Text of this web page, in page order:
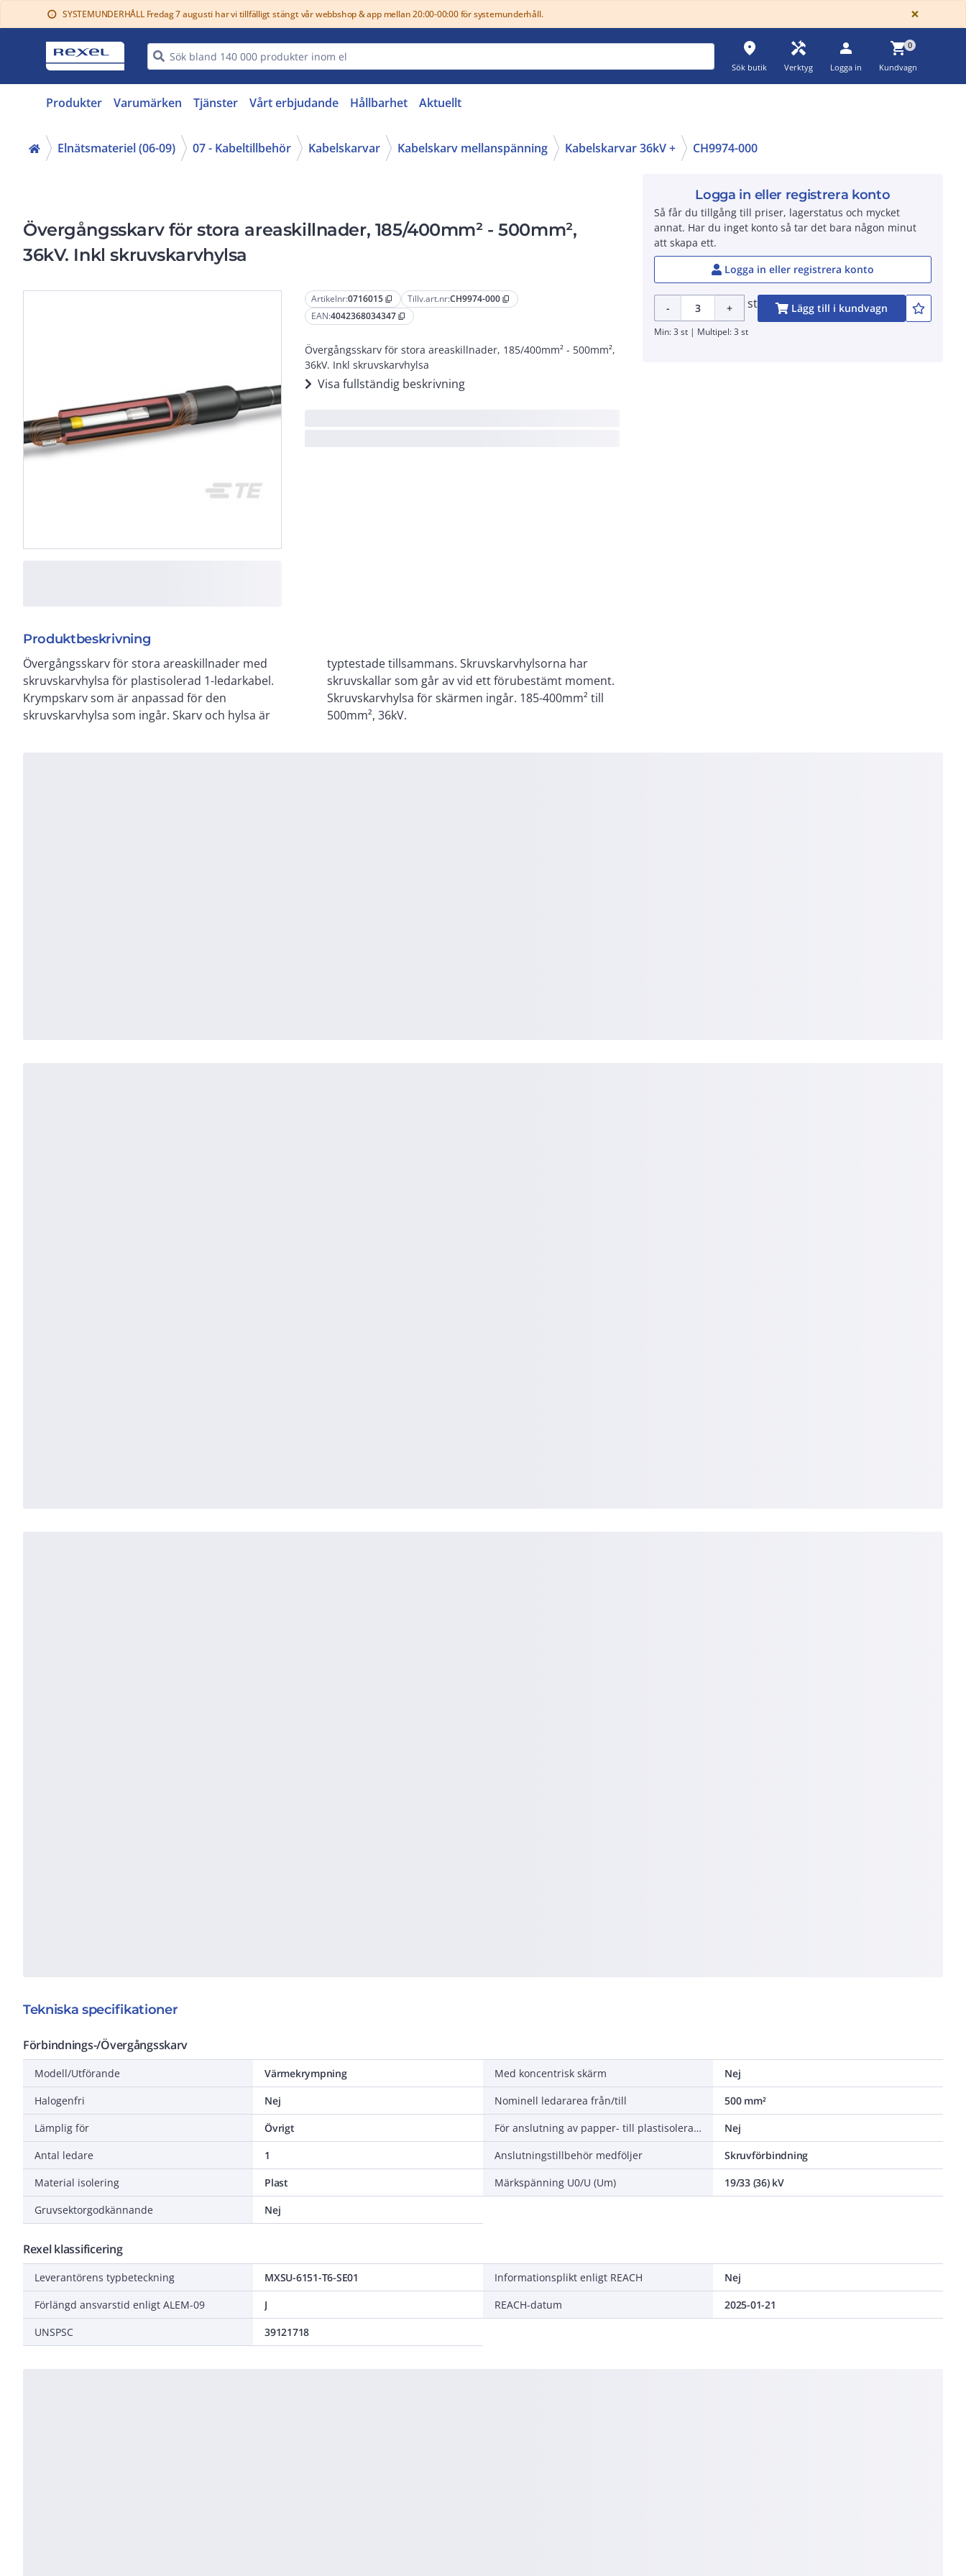
info SYSTEMUNDERHÅLL Fredag 7 augusti har vi tillfälligt stängt vår webbshop & app mellan 20:00-00:00 för systemunderhåll. ×
place
Sök butik
handyman
Verktyg
person
Logga in
shopping_cart0
Kundvagn
Produkter Varumärken Tjänster Vårt erbjudande Hållbarhet Aktuellt
Elnätsmateriel (06-09) 07 - Kabeltillbehör Kabelskarvar Kabelskarv mellanspänning Kabelskarvar 36kV + CH9974-000
Övergångsskarv för stora areaskillnader, 185/400mm² - 500mm²,
36kV. Inkl skruvskarvhylsa
Artikelnr:0716015 content_copy Tillv.art.nr:CH9974-000 content_copy
EAN:4042368034347 content_copy
Övergångsskarv för stora areaskillnader, 185/400mm² - 500mm²,
36kV. Inkl skruvskarvhylsa
Visa fullständig beskrivning
Produktbeskrivning
Övergångsskarv för stora areaskillnader med
skruvskarvhylsa för plastisolerad 1-ledarkabel.
Krympskarv som är anpassad för den
skruvskarvhylsa som ingår. Skarv och hylsa är
typtestade tillsammans. Skruvskarvhylsorna har
skruvskallar som går av vid ett förubestämt moment.
Skruvskarvhylsa för skärmen ingår. 185-400mm² till
500mm², 36kV.
Logga in eller registrera konto
Så får du tillgång till priser, lagerstatus och mycket
annat. Har du inget konto så tar det bara någon minut
att skapa ett.
Logga in eller registrera konto
- + st Lägg till i kundvagn
Min: 3 st | Multipel: 3 st
Tekniska specifikationer
Förbindnings-/Övergångsskarv
Modell/Utförande
Värmekrympning
Halogenfri
Nej
Lämplig för
Övrigt
Antal ledare
1
Material isolering
Plast
Gruvsektorgodkännande
Nej
Med koncentrisk skärm
Nej
Nominell ledararea från/till
500 mm²
För anslutning av papper- till plastisolerade kablar
Nej
Anslutningstillbehör medföljer
Skruvförbindning
Märkspänning U0/U (Um)
19/33 (36) kV
Rexel klassificering
Leverantörens typbeteckning
MXSU-6151-T6-SE01
Förlängd ansvarstid enligt ALEM-09
J
UNSPSC
39121718
Informationsplikt enligt REACH
Nej
REACH-datum
2025-01-21